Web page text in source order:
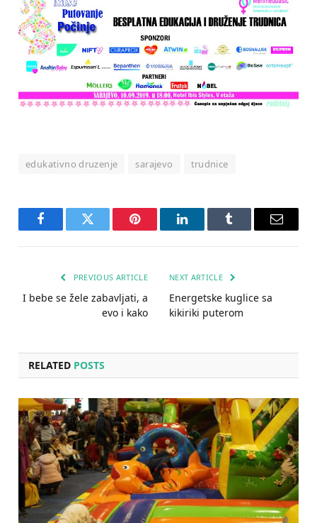
edukativno druzenje sarajevo trudnice
FacebookTwitter Pinterest LinkedInTumblr Email
PREVIOUS ARTICLE
I bebe se žele zabavljati, a
evo i kako
NEXT ARTICLE
Energetske kuglice sa
kikiriki puterom
RELATED POSTS